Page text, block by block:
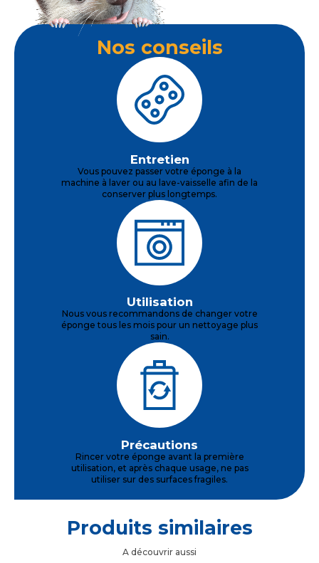
Nos conseils
Entretien
Vous pouvez passer votre éponge à la
machine à laver ou au lave-vaisselle afin de la
conserver plus longtemps.
Utilisation
Nous vous recommandons de changer votre
éponge tous les mois pour un nettoyage plus
sain.
Précautions
Rincer votre éponge avant la première
utilisation, et après chaque usage, ne pas
utiliser sur des surfaces fragiles.
Produits similaires
A découvrir aussi